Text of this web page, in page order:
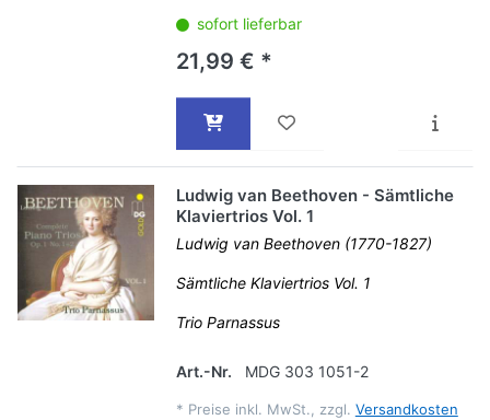
sofort lieferbar
21,99 € *
Ludwig van Beethoven - Sämtliche
Klaviertrios Vol. 1
Ludwig van Beethoven (1770-1827)
Sämtliche Klaviertrios Vol. 1
Trio Parnassus
Art.-Nr. MDG 303 1051-2
* Preise inkl. MwSt., zzgl. Versandkosten